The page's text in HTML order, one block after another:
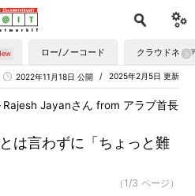
ロー/ノーコード クラウドネイ
2025年2月5日 更新
2022年11月18日 公開
は言わずに「ちょっと難
Jayanさん from アラブ首長
（1/3 ページ）